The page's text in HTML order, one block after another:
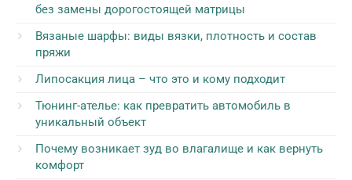
без замены дорогостоящей матрицы
Вязаные шарфы: виды вязки, плотность и состав
пряжи
Липосакция лица – что это и кому подходит
Тюнинг-ателье: как превратить автомобиль в
уникальный объект
Почему возникает зуд во влагалище и как вернуть
комфорт